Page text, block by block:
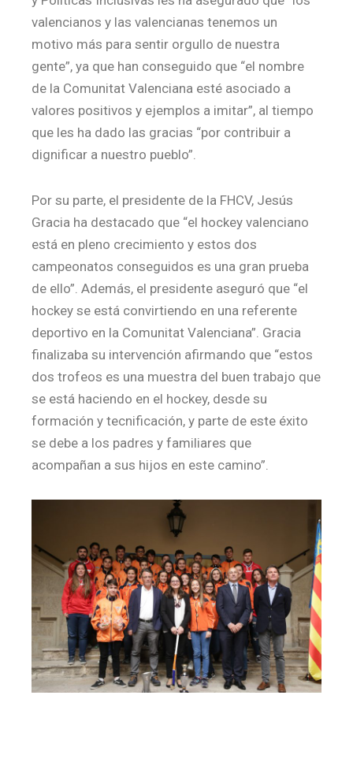
valencianos y las valencianas tenemos un
motivo más para sentir orgullo de nuestra
gente”, ya que han conseguido que “el nombre
de la Comunitat Valenciana esté asociado a
valores positivos y ejemplos a imitar”, al tiempo
que les ha dado las gracias “por contribuir a
dignificar a nuestro pueblo”.
Por su parte, el presidente de la FHCV, Jesús
Gracia ha destacado que “el hockey valenciano
está en pleno crecimiento y estos dos
campeonatos conseguidos es una gran prueba
de ello”. Además, el presidente aseguró que “el
hockey se está convirtiendo en una referente
deportivo en la Comunitat Valenciana”. Gracia
finalizaba su intervención afirmando que “estos
dos trofeos es una muestra del buen trabajo que
se está haciendo en el hockey, desde su
formación y tecnificación, y parte de este éxito
se debe a los padres y familiares que
acompañan a sus hijos en este camino”.